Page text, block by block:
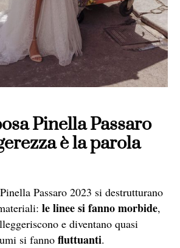
Pinella Passaro
è la parola
Passaro 2023 si destrutturano
le linee si fanno morbide,
e diventano quasi
si fanno fluttuanti.